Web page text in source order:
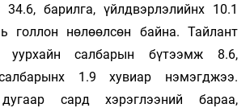
34.6, барилга, үйлдвэрлэлийнх 10.1
голлон нөлөөлсөн байна. Тайлант
уурхайн салбарын бүтээмж 8.6,
1.9 хувиар нэмэгд­жээ.
сард хэрэглээний бараа,